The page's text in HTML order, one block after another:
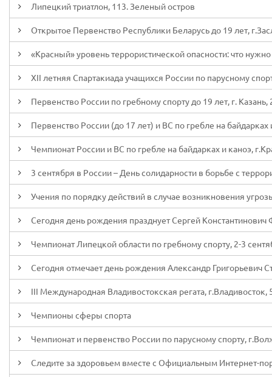
Липецкий триатлон, 113. Зеленый остров
Открытое Первенство Республики Беларусь до 19 лет,
«Красный» уровень террористической опасности: что нужно
XII летняя Спартакиада учащихся России по парусному
Первенство России по гребному спорту до 19 лет, г. Казань,
Первенство России (до 17 лет) и ВС по гребле на
Чемпионат России и ВС по гребле на байдарках и каноэ,
3 сентября в России – День солидарности в борьбе с
Учения по порядку действий в случае возникновения
Сегодня день рождения празднует Сергей Константинович
Чемпионат Липецкой области по гребному спорту, 2-3
Сегодня отмечает день рождения Александр Григорьевич
III Международная Владивостокская регата, г.Владивосток,
Чемпионы сферы спорта
Чемпионат и первенство России по парусному спорту,
Следите за здоровьем вместе с Официальным Интернет-